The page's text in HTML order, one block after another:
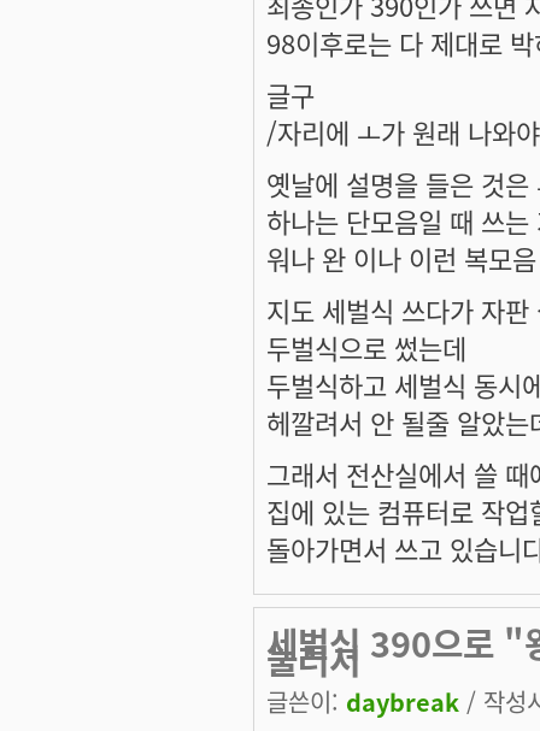
98이후로는 다 제대로
글구
/자리에 ㅗ가 원래 나와
옛날에 설명을 들은 것
하나는 단모음일 때 쓰
워나 완 이나 이런 복모
지도 세벌식 쓰다가 자
두벌식으로 썼는데
두벌식하고 세벌식 동시
헤깔려서 안 될줄 알았
그래서 전산실에서 쓸
집에 있는 컴퓨터로 작
돌아가면서 쓰고 있습니
세벌식 390으로 "
눌러서
글쓴이: daybreak / 작성